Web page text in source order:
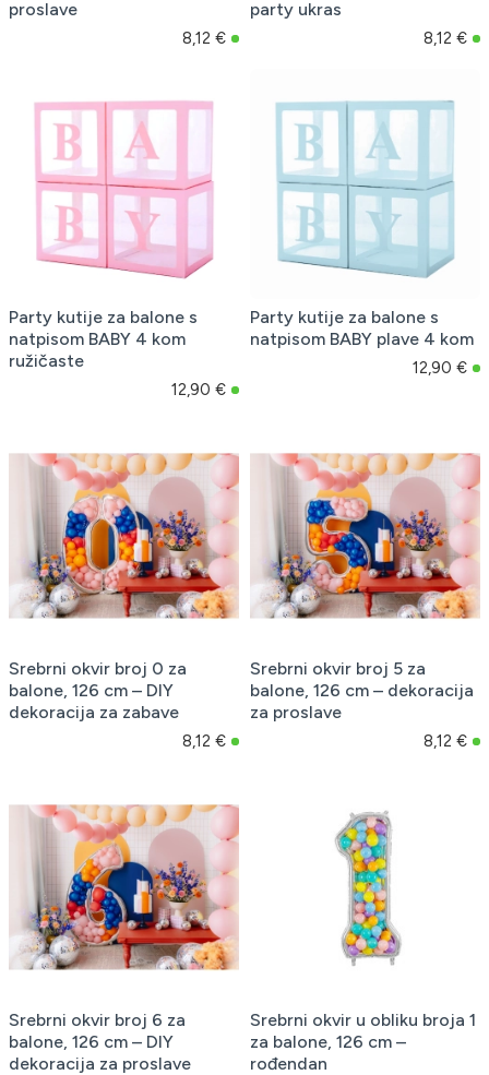
proslave
8,12 €
party ukras
8,12 €
Party kutije za balone s
natpisom BABY 4 kom
ružičaste
12,90 €
Party kutije za balone s
natpisom BABY plave 4 kom
12,90 €
Srebrni okvir broj 0 za
balone, 126 cm – DIY
dekoracija za zabave
8,12 €
Srebrni okvir broj 5 za
balone, 126 cm – dekoracija
za proslave
8,12 €
Srebrni okvir broj 6 za
balone, 126 cm – DIY
dekoracija za proslave
Srebrni okvir u obliku broja 1
za balone, 126 cm –
rođendan